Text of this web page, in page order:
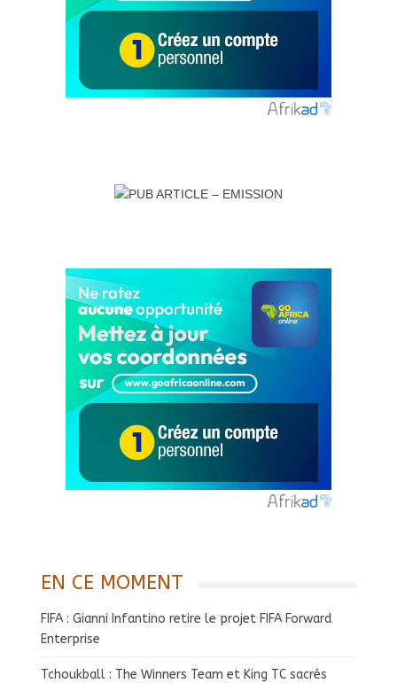
EN CE MOMENT
FIFA : Gianni Infantino retire le projet FIFA Forward
Enterprise
Tchoukball : The Winners Team et King TC sacrés